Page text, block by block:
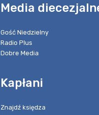
Media
Gość Niedzielny
Radio Plus
Dobre Media
Kapłani
Znajdź księdza